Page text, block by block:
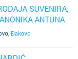
SUVENIRA,
ANTUNA
Đakovo